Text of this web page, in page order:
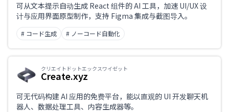
可从文本提示自动生成 React 组件的 AI 工具，加速 UI/UX 设
计与应用界面原型制作，支持 Figma 集成与截图导入。
# コード生成 # ノーコード自動化
クリエイトドットエックスワイゼット
Create.xyz
可无代码构建 AI 应用的免费平台，能以直观的 UI 开发聊天机
器人、数据处理工具、内容生成器等。